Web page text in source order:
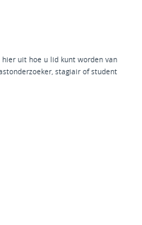
hier uit hoe u lid kunt worden van
, stagiair ofstudent